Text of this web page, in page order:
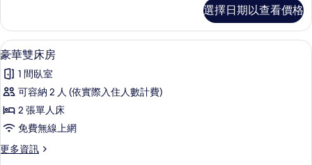
的
所
有
相
片
三
人
房
的
詳
選擇日期以查看價格
顯
示
豪
華
雙
房
豪華雙床房 | 迷你吧、客房內保險箱
5
豪華雙床房
1 間臥室
可容納 2 人 (依實際入住人數計費)
2 張單人床
免費無線上網
更多資訊
更